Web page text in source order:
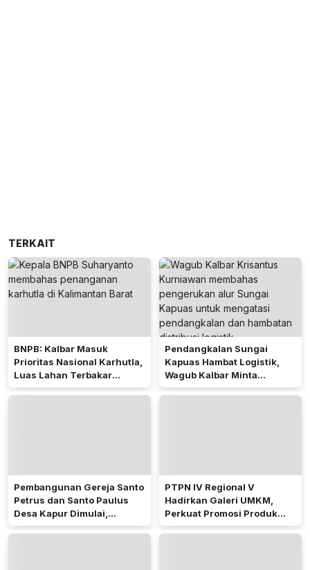
TERKAIT
BNPB: Kalbar Masuk
Prioritas Nasional Karhutla,
Luas Lahan Terbakar
Peringkat Keempat
Pendangkalan Sungai
Kapuas Hambat Logistik,
Wagub Kalbar Minta
Pengerukan Diprioritaskan
Pembangunan Gereja Santo
Petrus dan Santo Paulus
Desa Kapur Dimulai,
Pemkab Kubu Raya Siapkan
PTPN IV Regional V
Hadirkan Galeri UMKM,
Perkuat Promosi Produk
Mitra Binaan Melalui Inovasi